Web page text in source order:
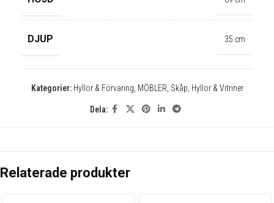
DJUP 35 cm
Kategorier: Hyllor & Förvaring MÖBLER Skåp, Hyllor & Vitriner
Dela:
Relaterade produkter